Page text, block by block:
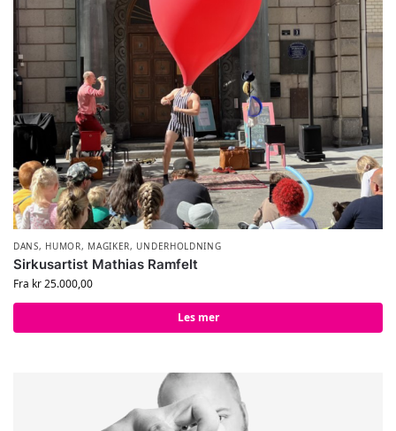
DANS, HUMOR, MAGIKER, UNDERHOLDNING
Sirkusartist Mathias Ramfelt
Fra kr25.000,00
Les mer